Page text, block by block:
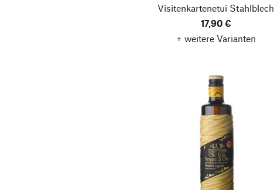
Visitenkartenetui Stahlblech
17,90 €
+ weitere Varianten